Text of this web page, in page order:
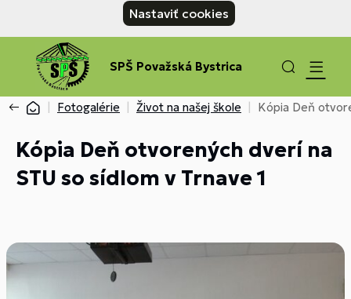
Nastaviť cookies
SPŠ Považská Bystrica
Fotogalérie Život na našej škole Kópia Deň
Kópia Deň otvorených dverí na
STU so sídlom v Trnave 1